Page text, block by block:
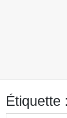
Étiquette :